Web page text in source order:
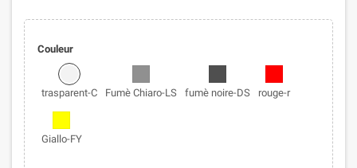
Couleur
trasparent-C Fumè Chiaro-LS fumè noire-DS rouge-r
Giallo-FY